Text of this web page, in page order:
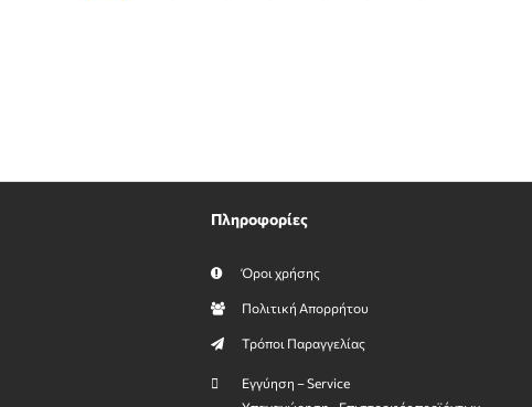
Πληροφορίες
Όροι χρήσης
Πολιτική Απορρήτου
Τρόποι Παραγγελίας
Εγγύηση – Service